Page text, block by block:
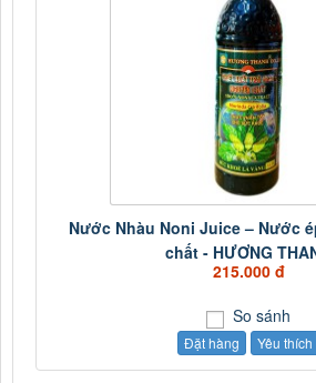
Nước Nhàu Noni Juice – Nước
chất - HƯƠNG
215.000 đ
So sánh
Đặt hàng Yêu thích